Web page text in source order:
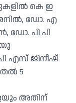
കെ ഇ
ഡോ. എ
പി പി
യു
എസ് ജിനീഷ്
5
അതിന്